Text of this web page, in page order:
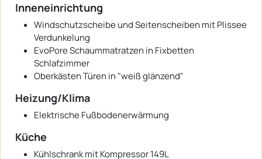
Inneneinrichtung
Windschutzscheibe und Seitenscheiben mit Plissee
Verdunkelung
EvoPore Schaummatratzen in Fixbetten
Schlafzimmer
Oberkästen Türen in "weiß glänzend"
Heizung/Klima
Elektrische Fußbodenerwärmung
Küche
Kühlschrank mit Kompressor 149L